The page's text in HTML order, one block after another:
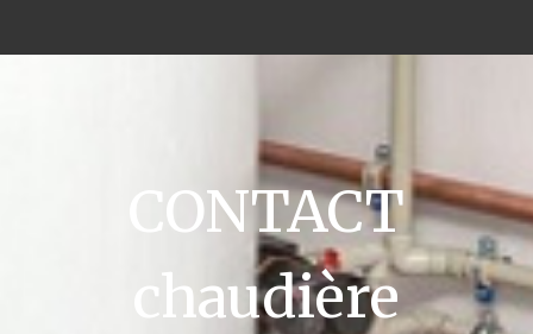
CONTACT
chaudière